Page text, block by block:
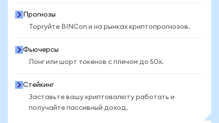
Прогнозы
Торгуйте BINCon и на рынках криптопрогнозов.
Фьючерсы
Лонг или шорт токенов с плечом до 50x.
Стейкинг
Заставьте вашу криптовалюту работать и
получайте пассивный доход.